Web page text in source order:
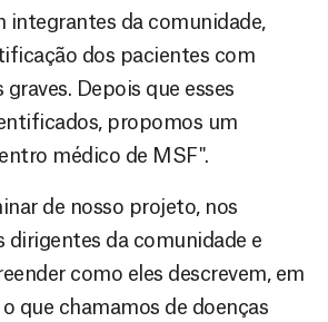
integrantes da comunidade,
dos pacientes com
Depois que esses
propomos um
médico de MSF".
de nosso projeto, nos
dirigentes da comunidade e
como eles descrevem, em
que chamamos de doenças